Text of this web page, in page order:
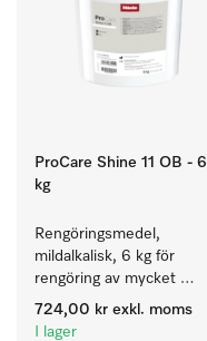
ProCare Shine 11 OB - 6
kg
Rengöringsmedel,
mildalkalisk, 6 kg för
rengöring av mycket
smutsigt porslin, bestick
och glas.
724,00 kr exkl. moms
I lager